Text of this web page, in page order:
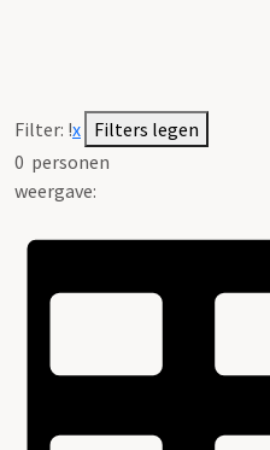
Filter: !x Filters legen
0 personen
weergave: